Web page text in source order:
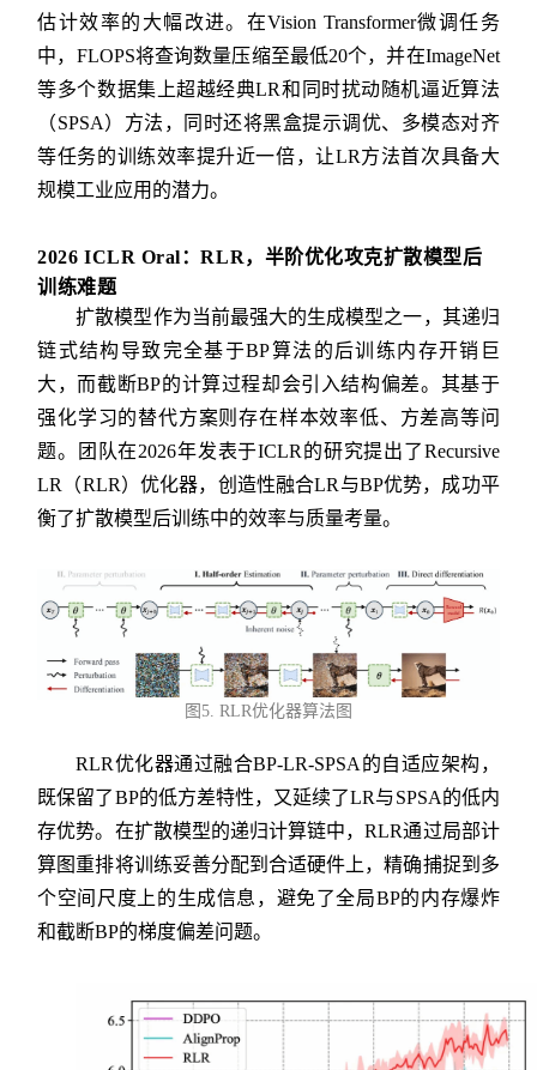
估计效率的大幅改进。在Vision Transformer微调任务
中，FLOPS将查询数量压缩至最低20个，并在ImageNet
等多个数据集上超越经典LR和同时扰动随机逼近算法
（SPSA）方法，同时还将黑盒提示调优、多模态对齐
等任务的训练效率提升近一倍，让LR方法首次具备大
规模工业应用的潜力。
2026 ICLR Oral：RLR，半阶优化攻克扩散模型后
训练难题
扩散模型作为当前最强大的生成模型之一，其递归
链式结构导致完全基于BP算法的后训练内存开销巨
大，而截断BP的计算过程却会引入结构偏差。其基于
强化学习的替代方案则存在样本效率低、方差高等问
题。团队在2026年发表于ICLR的研究提出了Recursive
LR（RLR）优化器，创造性融合LR与BP优势，成功平
衡了扩散模型后训练中的效率与质量考量。
图5. RLR优化器算法图
RLR优化器通过融合BP-LR-SPSA的自适应架构，
既保留了BP的低方差特性，又延续了LR与SPSA的低内
存优势。在扩散模型的递归计算链中，RLR通过局部计
算图重排将训练妥善分配到合适硬件上，精确捕捉到多
个空间尺度上的生成信息，避免了全局BP的内存爆炸
和截断BP的梯度偏差问题。